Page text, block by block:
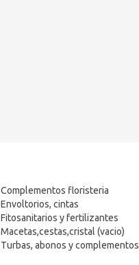
Complementos floristeria
Envoltorios, cintas
Fitosanitarios y fertilizantes
Macetas,cestas,cristal (vacio)
Turbas, abonos y complementos